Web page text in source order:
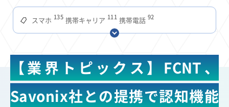
スマホ 135 携帯キャリア 111 携帯電話 92
スマートデバイス 68 通信速度 65 ビジネス 63 4Ｇ 59
アプリ 51 つながりやすさ 51 電波状況 49 ドコモ 48
タブレット 38 インターネット 36 ビジネスシーン 31
混雑環境 31 MVNO 28 SIM 27 電波 27 全国 24 楽天モバイル 22
【業界トピックス】FCNT、
Savonix社との提携で認知機能